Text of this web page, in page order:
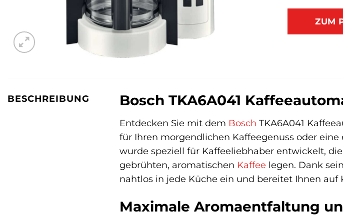
ZUM
BESCHREIBUNG Bosch TKA6A041
Entdecken Sie mit dem Bosch TKA6A041
für Ihren morgendlichen Kaffeegenuss oder
wurde speziell für Kaffeeliebhaber entwickelt,
gebrühten, aromatischen Kaffee legen. Dank
nahtlos in jede Küche ein und bereitet Ihnen
Maximale Aromaentfaltung